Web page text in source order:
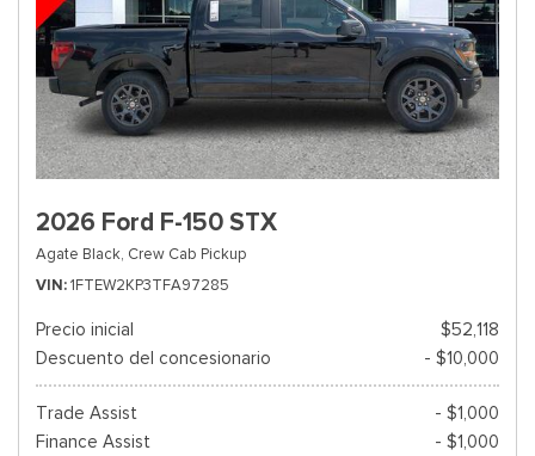
2026 Ford F-150 STX
Agate Black, Crew Cab Pickup
VIN 1FTEW2KP3TFA97285
Precio inicial
$52,118
Descuento del concesionario
- $10,000
Trade Assist
- $1,000
Finance Assist
- $1,000